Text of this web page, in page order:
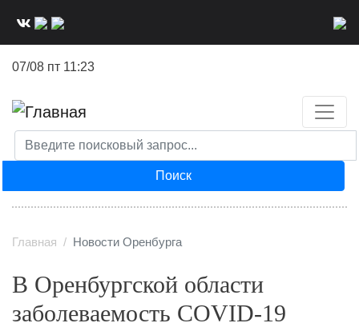
07/08 пт 11:23
Поиск
Главная Новости Оренбурга
В Оренбургской области
заболеваемость COVID-19